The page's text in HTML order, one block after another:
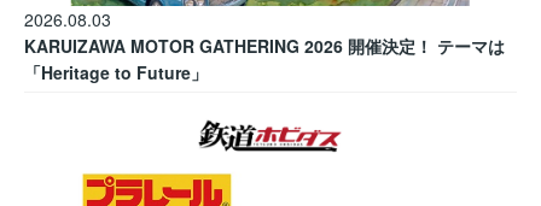
2026.08.03
KARUIZAWA MOTOR GATHERING 2026 開催決定！ テーマは
「Heritage to Future」